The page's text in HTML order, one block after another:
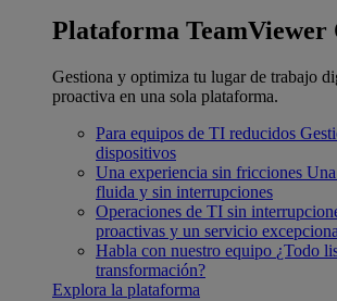
Plataforma TeamViewer
Gestiona y optimiza tu lugar de trabajo
proactiva en una sola plataforma.
Para equipos de TI reducidos
dispositivos
Una experiencia sin fricciones
fluida y sin interrupciones
Operaciones de TI sin
proactivas y un servicio
Habla con nuestro equipo ¿Todo
transformación?
Explora la plataforma